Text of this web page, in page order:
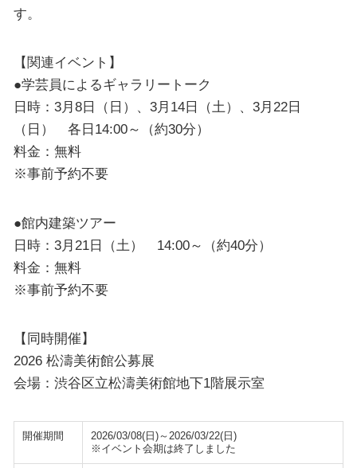
す。
【関連イベント】
●学芸員によるギャラリートーク
日時：3月8日（日）、3月14日（土）、3月22日
（日） 各日14:00～（約30分）
料金：無料
※事前予約不要
●館内建築ツアー
日時：3月21日（土） 14:00～（約40分）
料金：無料
※事前予約不要
【同時開催】
2026 松濤美術館公募展
会場：渋谷区立松濤美術館地下1階展示室
開催期間
2026/03/08(日)～2026/03/22(日)
※イベント会期は終了しました